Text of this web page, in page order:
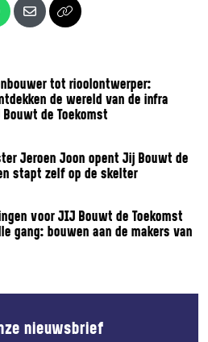
E-mailKopieer naar klembord
tot rioolontwerper:
de wereld van de infra
de Toekomst
Jeroen Joon opent Jij Bouwt de
stapt zelf op de skelter
voor JIJ Bouwt de Toekomst
gang: bouwen aan de makers van
nieuwsbrief